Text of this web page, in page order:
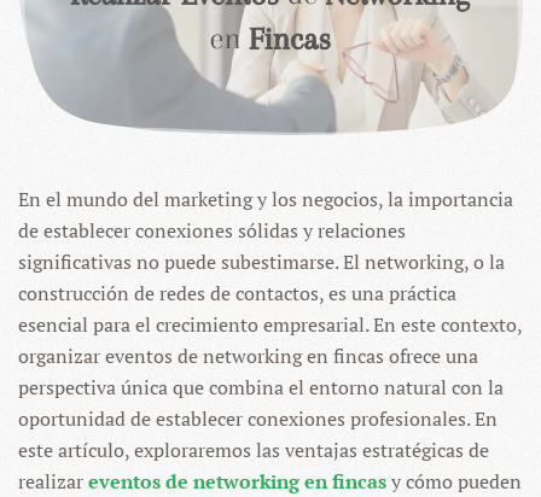
En el mundo del marketing y los negocios, la importancia
de establecer conexiones sólidas y relaciones
significativas no puede subestimarse. El networking, o la
construcción de redes de contactos, es una práctica
esencial para el crecimiento empresarial. En este contexto,
organizar eventos de networking en fincas ofrece una
perspectiva única que combina el entorno natural con la
oportunidad de establecer conexiones profesionales. En
este artículo, exploraremos las ventajas estratégicas de
realizareventos de networking en fincasy cómo pueden